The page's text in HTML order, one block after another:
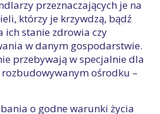
przeznaczających je na
którzy je krzywdzą, bądź
ich stanie zdrowia czy
w danym gospodarstwie.
przebywają w specjalnie dla
ośrodku –
o godne warunki życia